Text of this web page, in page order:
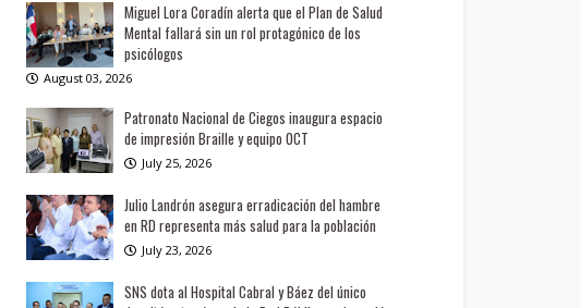
Miguel Lora Coradín alerta que el Plan de Salud
Mental fallará sin un rol protagónico de los
psicólogos
August 03, 2026
Patronato Nacional de Ciegos inaugura espacio
de impresión Braille y equipo OCT
July 25, 2026
Julio Landrón asegura erradicación del hambre
en RD representa más salud para la población
July 23, 2026
SNS dota al Hospital Cabral y Báez del único